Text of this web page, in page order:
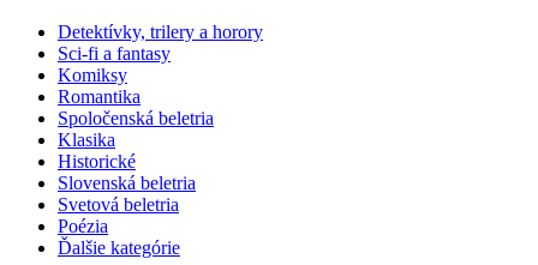
Detektívky, trilery a horory
Sci-fi a fantasy
Komiksy
Romantika
Spoločenská beletria
Klasika
Historické
Slovenská beletria
Svetová beletria
Poézia
Ďalšie kategórie